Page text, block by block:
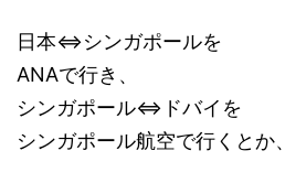
日本⇔シンガポールを
ANAで行き、
シンガポール⇔ドバイを
シンガポール航空で行くとか、